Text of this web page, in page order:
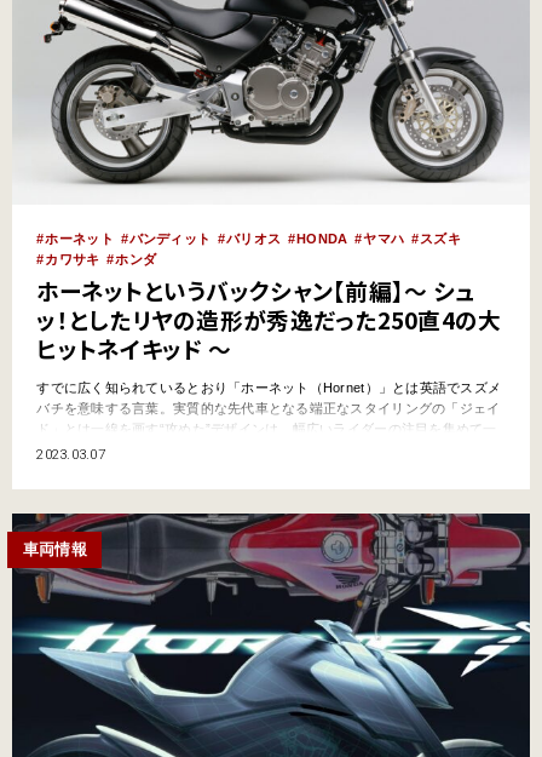
ホーネット バンディット バリオス HONDA ヤマハ
スズキ
カワサキ
ホンダ
ホーネットというバックシャン【前編】～ シュ
ッ！としたリヤの造形が秀逸だった250直4の大
ヒットネイキッド ～
すでに広く知られているとおり「ホーネット（Hornet）」とは英語でスズメ
バチを意味する言葉。実質的な先代車となる端正なスタイリングの「ジェイ
ド」とは一線を画す“攻めた”デザインは、幅広いライダーの注目を集めて一
躍人気モデルの座をGET！ 後に600、900まで登場し、今また最新モデル
うロマン【後編】はコ…
2023.03.07
車両情報